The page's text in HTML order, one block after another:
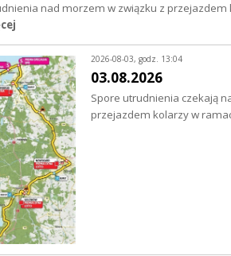
nad morzem w związku z
2026-08-03, godz. 13:04
03.08.2026
Spore utrudnienia czekają
przejazdem kolarzy w